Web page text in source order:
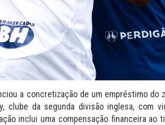
a concretização de um empréstimo do
clube da segunda divisão inglesa, com
inclui uma compensação financeira ao